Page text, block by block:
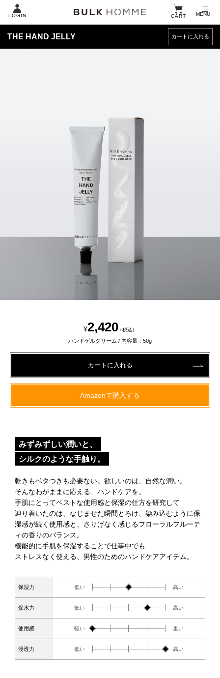
LOGIN CART MENU
THE HAND JELLY
¥2,420（税込）
ハンドゲルクリーム / 内容量：50g
Amazonで購入する
みずみずしい潤いと、
シルクのような手触り。
乾きもベタつきも必要ない。欲しいのは、自然な潤い。
そんなわがままに応える、ハンドケアを。
手肌にとってベストな使用感と保湿の仕方を研究して
辿り着いたのは、なじませた瞬間とろけ、染み込むように保
湿感が続く使用感と、さりげなく感じるフローラルフルーテ
ィの香りのバランス。
機能的に手肌を保湿することで仕事中でも
ストレスなく使える、男性のためのハンドケアアイテム。
保湿力 低い 1
2 3 4 高い
保水力 低い 1
2 3 4 高い
使用感 軽い 1
2 3 4 重い
浸透力 低い 1
2 3 4 5 高い